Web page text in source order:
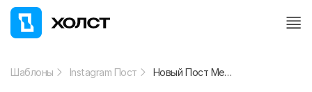
Шаблоны Instagram Пост Новый Пост Меню Кафе в Instagram